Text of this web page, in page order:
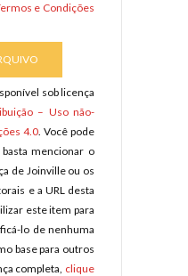
e Condições
sob licença
– Uso não-
4.0. Você pode
mencionar o
de Joinville ou os
e a URL desta
este item para
lo de nenhuma
base para outros
completa, clique